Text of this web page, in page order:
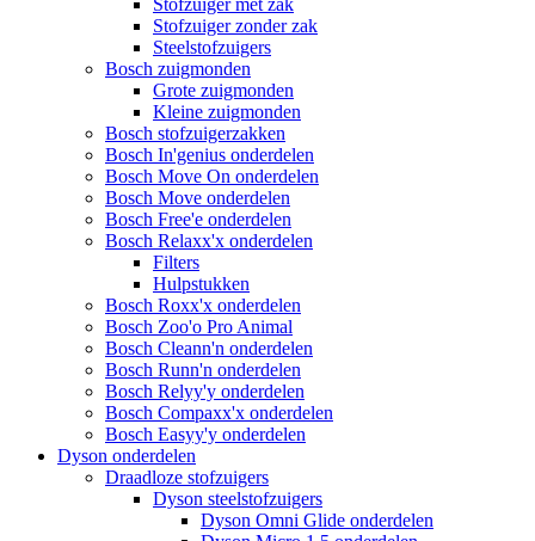
Stofzuiger met zak
Stofzuiger zonder zak
Steelstofzuigers
Bosch zuigmonden
Grote zuigmonden
Kleine zuigmonden
Bosch stofzuigerzakken
Bosch In'genius onderdelen
Bosch Move On onderdelen
Bosch Move onderdelen
Bosch Free'e onderdelen
Bosch Relaxx'x onderdelen
Filters
Hulpstukken
Bosch Roxx'x onderdelen
Bosch Zoo'o Pro Animal
Bosch Cleann'n onderdelen
Bosch Runn'n onderdelen
Bosch Relyy'y onderdelen
Bosch Compaxx'x onderdelen
Bosch Easyy'y onderdelen
Dyson onderdelen
Draadloze stofzuigers
Dyson steelstofzuigers
Dyson Omni Glide onderdelen